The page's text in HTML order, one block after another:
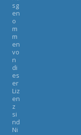
sg
en
o
m
m
en
vo
n
di
es
er
Liz
en
z
si
nd
Ni